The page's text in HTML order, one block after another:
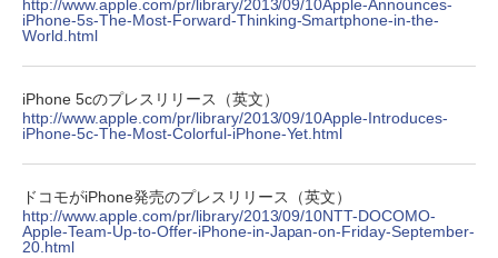
http://www.apple.com/pr/library/2013/09/10Apple-Announces-
iPhone-5s-The-Most-Forward-Thinking-Smartphone-in-the-
World.html
iPhone 5cのプレスリリース（英文）
http://www.apple.com/pr/library/2013/09/10Apple-Introduces-
iPhone-5c-The-Most-Colorful-iPhone-Yet.html
ドコモがiPhone発売のプレスリリース（英文）
http://www.apple.com/pr/library/2013/09/10NTT-DOCOMO-
Apple-Team-Up-to-Offer-iPhone-in-Japan-on-Friday-September-
20.html